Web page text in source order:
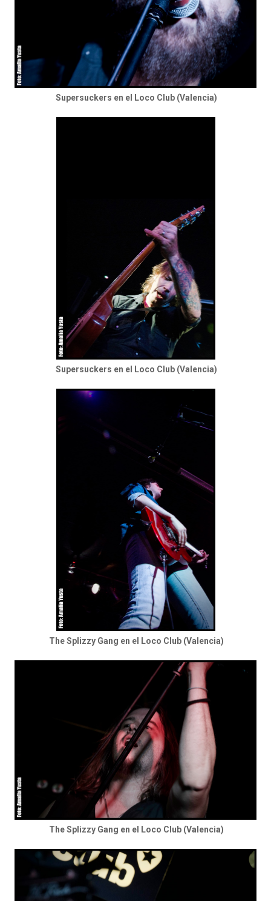
Supersuckers en el Loco Club (Valencia)
Supersuckers en el Loco Club (Valencia)
The Splizzy Gang en el Loco Club (Valencia)
The Splizzy Gang en el Loco Club (Valencia)